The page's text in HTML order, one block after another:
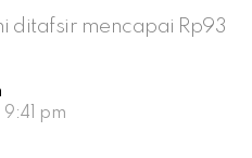
ditafsir mencapai Rp93
pm